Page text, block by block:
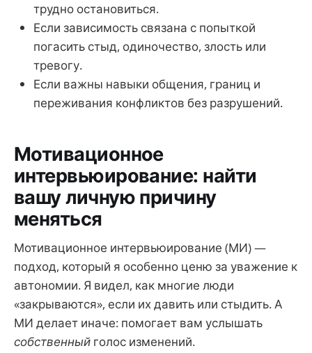
трудно остановиться.
Если зависимость связана с попыткой
погасить стыд, одиночество, злость или
тревогу.
Если важны навыки общения, границ и
переживания конфликтов без разрушений.
Мотивационное
интервьюирование: найти
вашу личную причину
меняться
Мотивационное интервьюирование (МИ) —
подход, который я особенно ценю за уважение к
автономии. Я видел, как многие люди
«закрываются», если их давить или стыдить. А
МИ делает иначе: помогает вам услышать
собственный голос изменений.